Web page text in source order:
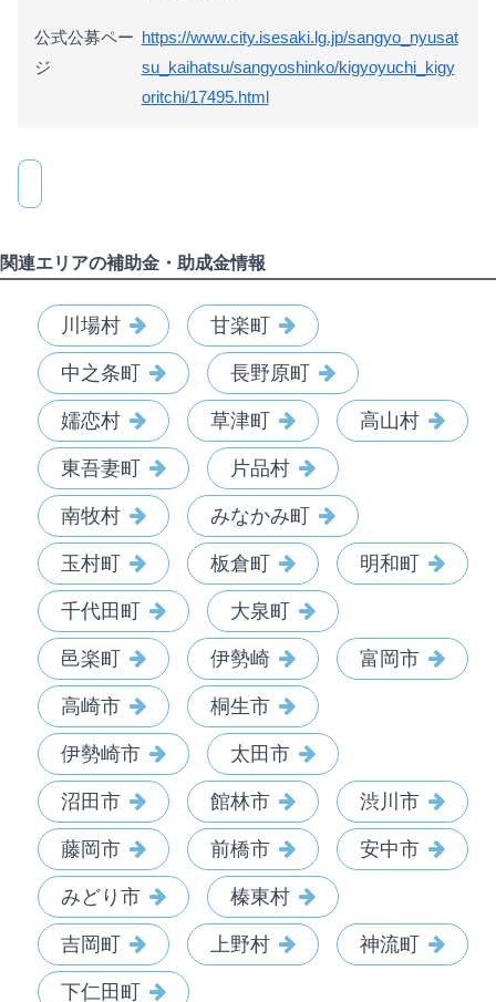
公式公募ペー
ジ
https://www.city.isesaki.lg.jp/sangyo_nyusat
su_kaihatsu/sangyoshinko/kigyoyuchi_kigy
oritchi/17495.html
関連エリアの補助金・助成金情報
川場村 甘楽町
中之条町 長野原町
嬬恋村 草津町 高山村
東吾妻町 片品村
南牧村 みなかみ町
玉村町 板倉町 明和町
千代田町 大泉町
邑楽町 伊勢崎 富岡市
高崎市 桐生市
伊勢崎市 太田市
沼田市 館林市 渋川市
藤岡市 前橋市 安中市
みどり市 榛東村
吉岡町 上野村 神流町
下仁田町